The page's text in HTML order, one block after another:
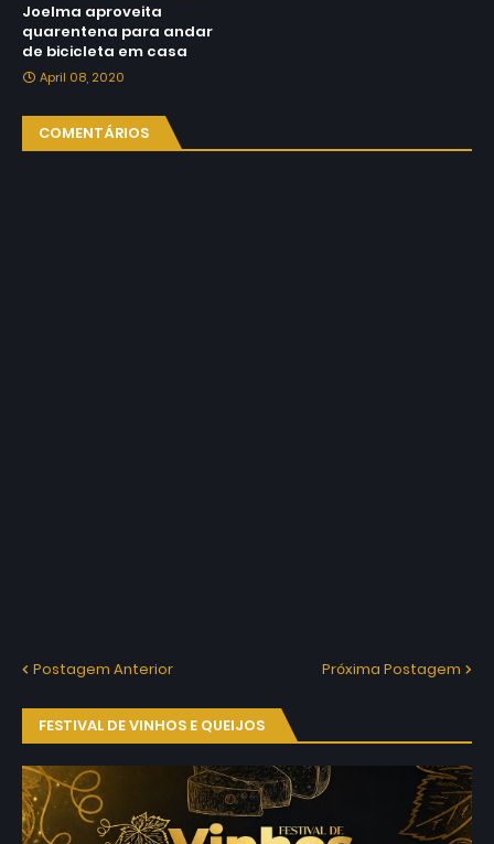
Joelma aproveita
quarentena para andar
de bicicleta em casa
April 08, 2020
COMENTÁRIOS
Postagem Anterior Próxima Postagem
FESTIVAL DE VINHOS E QUEIJOS